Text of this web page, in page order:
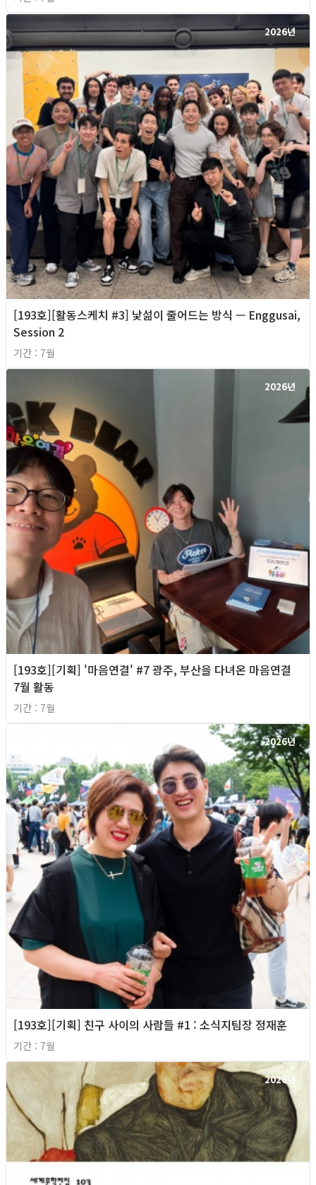
2026년
[193호][활동스케치 #3] 낯섦이 줄어드는 방식 — Enggusai,
Session 2
기간 : 7월
2026년
[193호][기획] '마음연결' #7 광주, 부산을 다녀온 마음연결
7월 활동
기간 : 7월
2026년
[193호][기획] 친구 사이의 사람들 #1 : 소식지팀장 정재훈
기간 : 7월
2026년